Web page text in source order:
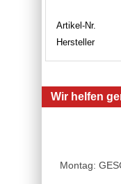
Artikel-Nr.
Hersteller
Wir helfen
Montag: